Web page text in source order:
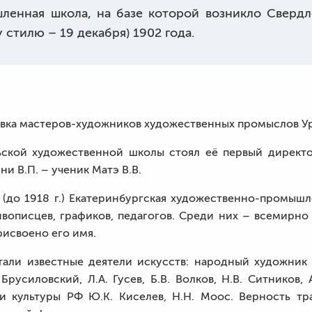
школа, на базе которой возникло
– 19 декабря) 1902 года.
мастеров-художников художественных промыслов
художественной школы стоял её первый
В.П. – ученик Матэ В.В.
1918 г.) Екатеринбургская художественно-
графиков, педагогов. Среди них –
его имя.
известные деятели искусств: народный
Л.А. Гусев, Б.В. Волков, Н.В. Ситников,
культуры РФ Ю.К. Киселев, Н.Н. Моос. Верность